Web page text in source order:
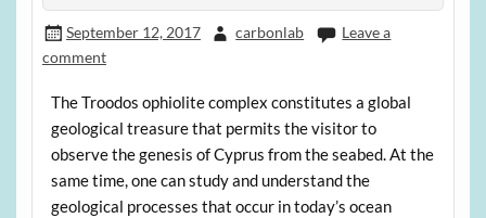
September 12, 2017 carbonlab
Leave a
comment
The Troodos ophiolite complex constitutes a global
geological treasure that permits the visitor to
observe the genesis of Cyprus from the seabed. At the
same time, one can study and understand the
geological processes that occur in today’s ocean